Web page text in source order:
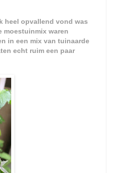
heel opvallend vond was
moestuinmix waren
in een mix van tuinaarde
echt ruim een paar